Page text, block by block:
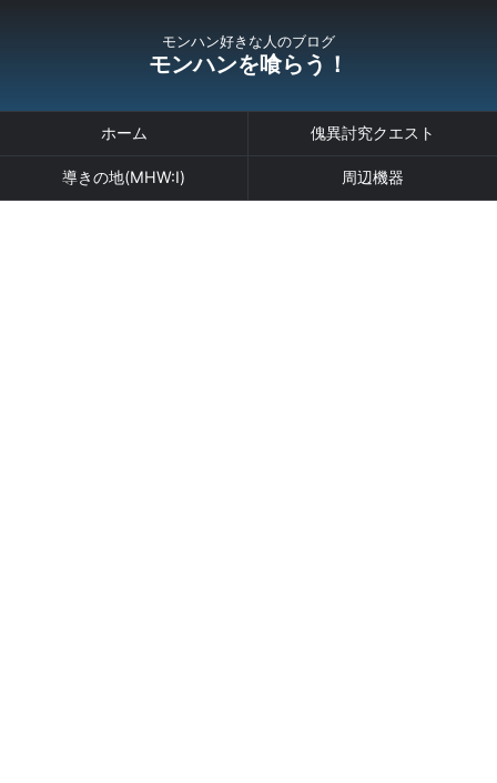
モンハン好きな人のブログ
モンハンを喰らう！
ホーム 傀異討究クエスト
導きの地(MHW:I) 周辺機器